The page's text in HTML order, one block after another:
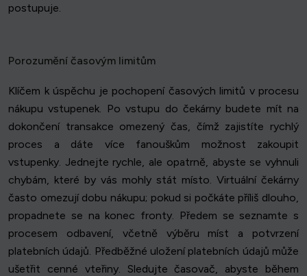
postupuje.
Porozumění časovým limitům
Klíčem k úspěchu je pochopení časových limitů v procesu
nákupu vstupenek. Po vstupu do čekárny budete mít na
dokončení transakce omezený čas, čímž zajistíte rychlý
proces a dáte více fanouškům možnost zakoupit
vstupenky. Jednejte rychle, ale opatrně, abyste se vyhnuli
chybám, které by vás mohly stát místo. Virtuální čekárny
často omezují dobu nákupu; pokud si počkáte příliš dlouho,
propadnete se na konec fronty. Předem se seznamte s
procesem odbavení, včetně výběru míst a potvrzení
platebních údajů. Předběžné uložení platebních údajů může
ušetřit cenné vteřiny. Sledujte časovač, abyste během